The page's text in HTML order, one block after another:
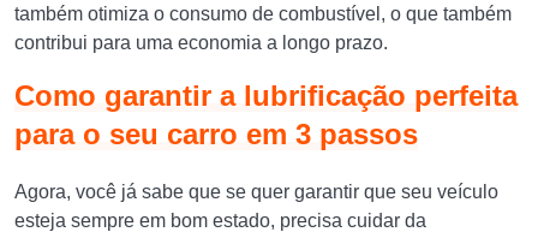
também otimiza o consumo de combustível, o que também
contribui para uma economia a longo prazo.
Como garantir a lubrificação perfeita
para o seu carro em 3 passos
Agora, você já sabe que se quer garantir que seu veículo
esteja sempre em bom estado, precisa cuidar da